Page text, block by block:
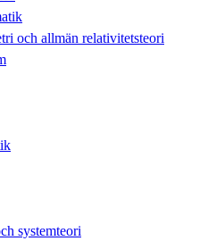
och allmän relativitetsteori
systemteori